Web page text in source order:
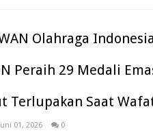
Olahraga
Peraih 29 Medali
Terlupakan Saat
01, 2026 0